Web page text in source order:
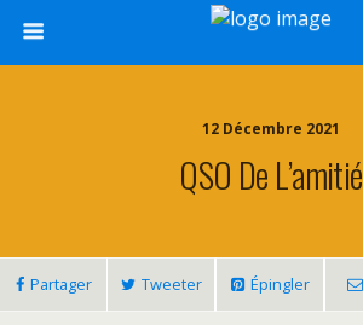
12 Décembre 2021
QSO De L’amitié
Partager Tweeter Épingler